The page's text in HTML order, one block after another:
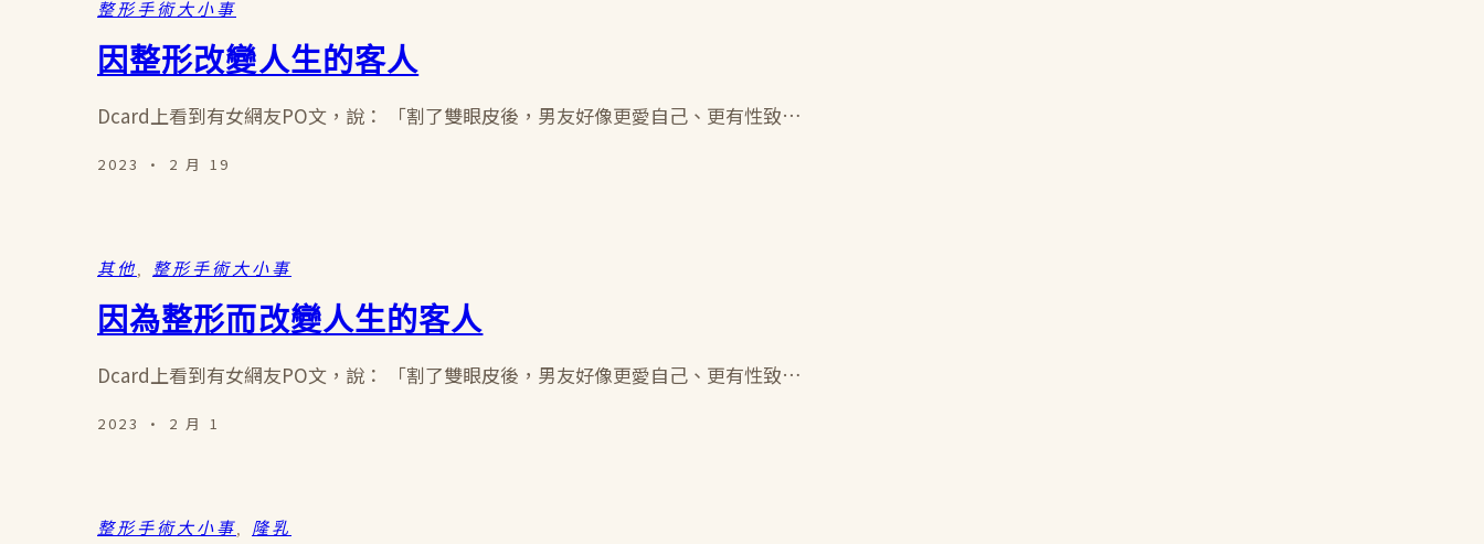
整形手術大小事
因整形改變人生的客人
Dcard上看到有女網友PO文，說： 「割了雙眼皮後，男友好像更愛自己、更有性致…
2023 · 2 月 19
其他 整形手術大小事
因為整形而改變人生的客人
Dcard上看到有女網友PO文，說： 「割了雙眼皮後，男友好像更愛自己、更有性致…
2023 · 2 月 1
整形手術大小事 隆乳